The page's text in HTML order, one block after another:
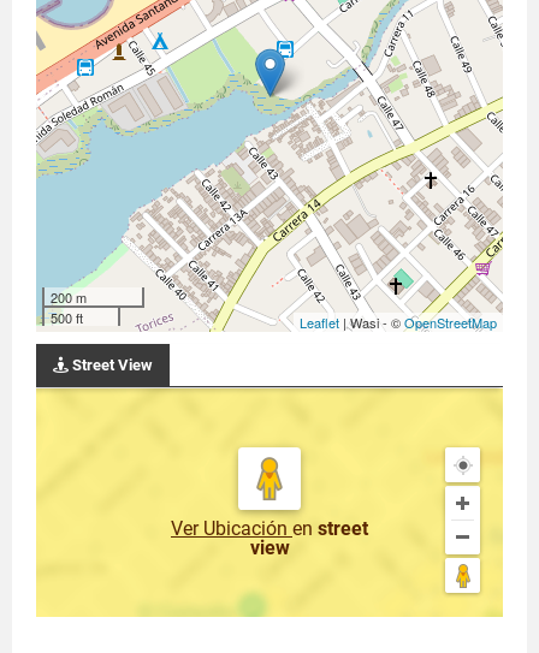
200 m
500 ft
Leaflet | Wasi - ©OpenStreetMap
Street View
Ver Ubicación en street
view